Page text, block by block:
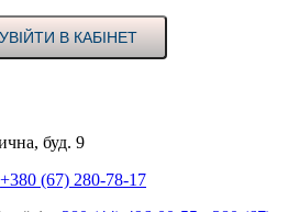
В КАБІНЕТ
буд. 9
+380 (67) 280-78-17